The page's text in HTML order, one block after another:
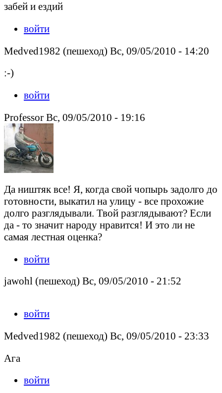
забей и ездий
войти
Medved1982 (пешеход) Вс, 09/05/2010 - 14:20
:-)
войти
Professor Вс, 09/05/2010 - 19:16
Да ништяк все! Я, когда свой чопырь задолго до
готовности, выкатил на улицу - все прохожие
долго разглядывали. Твой разглядывают? Если
да - то значит народу нравится! И это ли не
самая лестная оценка?
войти
jawohl (пешеход) Вс, 09/05/2010 - 21:52
войти
Medved1982 (пешеход) Вс, 09/05/2010 - 23:33
Ага
войти